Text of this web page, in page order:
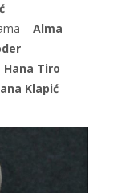
– Alma
Hana Tiro
Klapić​